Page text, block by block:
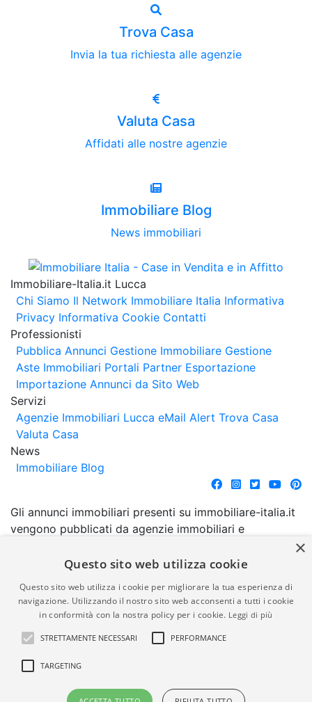
Trova Casa
Invia la tua richiesta alle agenzie
Valuta Casa
Affidati alle nostre agenzie
Immobiliare Blog
News immobiliari
Immobiliare-Italia.it Lucca
Chi Siamo Il Network Immobiliare Italia Informativa
Privacy Informativa Cookie Contatti
Professionisti
Pubblica Annunci Gestione Immobiliare Gestione
Aste Immobiliari Portali Partner Esportazione
Importazione Annunci da Sito Web
Servizi
Agenzie Immobiliari Lucca eMail Alert Trova Casa
Valuta Casa
News
Immobiliare Blog
Gli annunci immobiliari presenti su immobiliare-italia.it
vengono pubblicati da agenzie immobiliari e
comporta l'approvazione o l'avallo da parte di
garanzia da parte di quest'ultima. immobiliare-italia.it
quindi non è responsabile della veridicità, della
correttezza, della completezza, della normativa in
materia di privacy e/o di alcun altro aspetto dei
suddetti annunci.
© Copyright 2007 - 2026
Powered by
×
Questo sito web utilizza cookie
Questo sito web utilizza i cookie per migliorare la tua esperienza di
navigazione. Utilizzando il nostro sito web acconsenti a tutti i cookie
in conformità con la nostra policy per i cookie. Leggi di più
STRETTAMENTE NECESSARI PERFORMANCE
TARGETING